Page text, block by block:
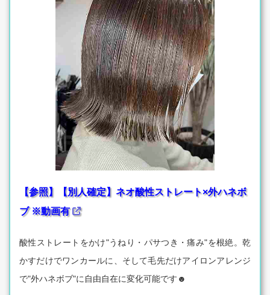
【参照】【別人確定】ネオ酸性ストレート×外ハネボ
ブ ※動画有
酸性ストレートをかけ"うねり・パサつき・痛み"を根絶。乾
かすだけでワンカールに、そして毛先だけアイロンアレンジ
で"外ハネボブ"に自由自在に変化可能です☻